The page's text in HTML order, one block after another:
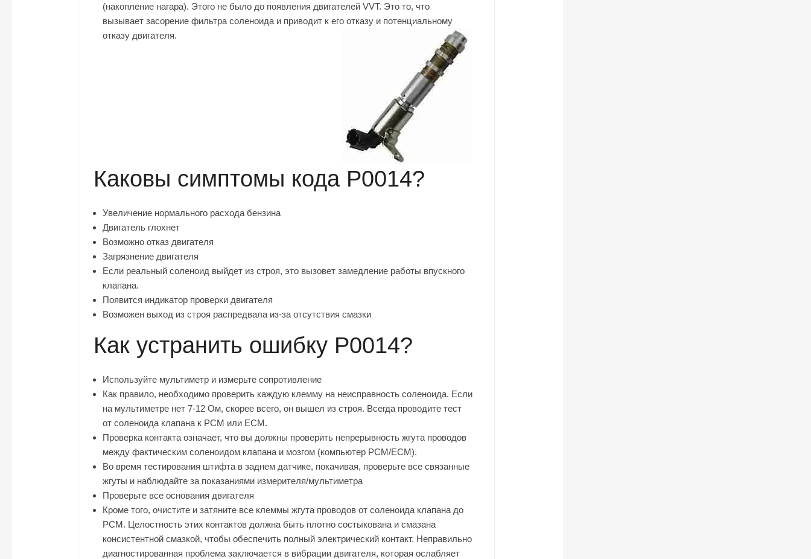
(накопление нагара). Этого не было до появления двигателей VVT. Это то, что
вызывает засорение фильтра соленоида и приводит к его отказу и потенциальному
отказу двигателя.
Каковы симптомы кода P0014?
Увеличение нормального расхода бензина
Двигатель глохнет
Возможно отказ двигателя
Загрязнение двигателя
Если реальный соленоид выйдет из строя, это вызовет замедление работы впускного
клапана.
Появится индикатор проверки двигателя
Возможен выход из строя распредвала из-за отсутствия смазки
Как устранить ошибку P0014?
Используйте мультиметр и измерьте сопротивление
Как правило, необходимо проверить каждую клемму на неисправность соленоида. Если
на мультиметре нет 7-12 Ом, скорее всего, он вышел из строя. Всегда проводите тест
от соленоида клапана к PCM или ECM.
Проверка контакта означает, что вы должны проверить непрерывность жгута проводов
между фактическим соленоидом клапана и мозгом (компьютер PCM/ECM).
Во время тестирования штифта в заднем датчике, покачивая, проверьте все связанные
жгуты и наблюдайте за показаниями измерителя/мультиметра
Проверьте все основания двигателя
Кроме того, очистите и затяните все клеммы жгута проводов от соленоида клапана до
PCM. Целостность этих контактов должна быть плотно состыкована и смазана
консистентной смазкой, чтобы обеспечить полный электрический контакт. Неправильно
диагностированная проблема заключается в вибрации двигателя, которая ослабляет